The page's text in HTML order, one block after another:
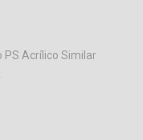
PS Acrílico Similar